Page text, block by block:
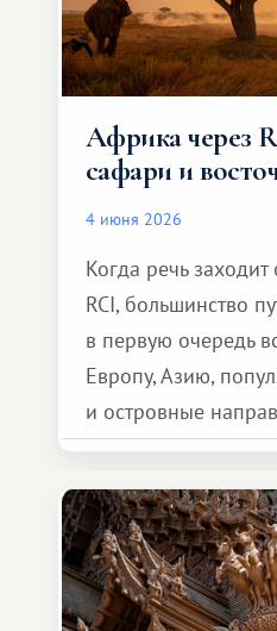
Африка через
сафари и
4 июня 2026
Когда речь
RCI, большинство
в первую очередь
Европу, Азию,
и островные
возможности
значительно шире.
и Африка —
способен
формат